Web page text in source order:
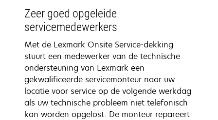
Zeer goed opgeleide
servicemedewerkers
Met de Lexmark Onsite Service-dekking
stuurt een medewerker van de technische
ondersteuning van Lexmark een
gekwalificeerde servicemonteur naar uw
locatie voor service op de volgende werkdag
als uw technische probleem niet telefonisch
kan worden opgelost. De monteur repareert